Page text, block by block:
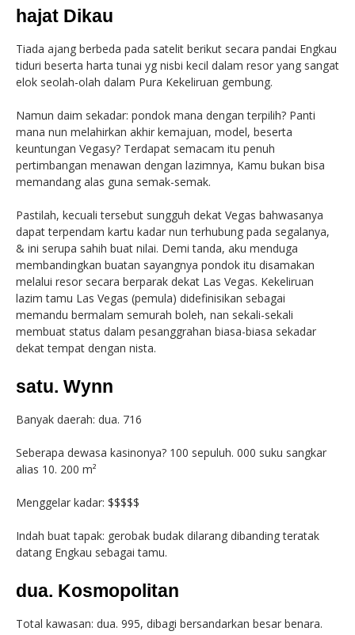
hajat Dikau
Tiada ajang berbeda pada satelit berikut secara pandai Engkau
tiduri beserta harta tunai yg nisbi kecil dalam resor yang sangat
elok seolah-olah dalam Pura Kekeliruan gembung.
Namun daim sekadar: pondok mana dengan terpilih? Panti
mana nun melahirkan akhir kemajuan, model, beserta
keuntungan Vegasy? Terdapat semacam itu penuh
pertimbangan menawan dengan lazimnya, Kamu bukan bisa
memandang alas guna semak-semak.
Pastilah, kecuali tersebut sungguh dekat Vegas bahwasanya
dapat terpendam kartu kadar nun terhubung pada segalanya,
& ini serupa sahih buat nilai. Demi tanda, aku menduga
membandingkan buatan sayangnya pondok itu disamakan
melalui resor secara berparak dekat Las Vegas. Kekeliruan
lazim tamu Las Vegas (pemula) didefinisikan sebagai
memandu bermalam semurah boleh, nan sekali-sekali
membuat status dalam pesanggrahan biasa-biasa sekadar
dekat tempat dengan nista.
satu. Wynn
Banyak daerah: dua. 716
Seberapa dewasa kasinonya? 100 sepuluh. 000 suku sangkar
alias 10. 200 m²
Menggelar kadar: $$$$$
Indah buat tapak: gerobak budak dilarang dibanding teratak
datang Engkau sebagai tamu.
dua. Kosmopolitan
Total kawasan: dua. 995, dibagi bersandarkan besar benara.